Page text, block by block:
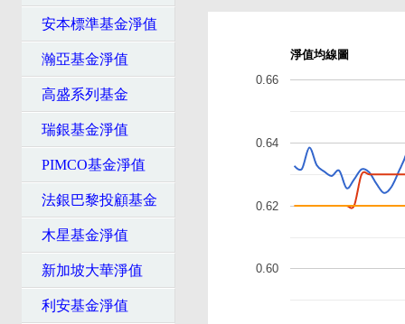
安本標準基金淨值
瀚亞基金淨值
高盛系列基金
瑞銀基金淨值
PIMCO基金淨值
法銀巴黎投顧基金
木星基金淨值
新加坡大華淨值
利安基金淨值
淨值均線圖
0.60
0.62
0.64
0.66